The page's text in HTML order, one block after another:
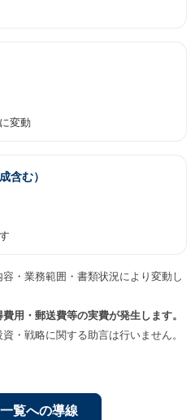
変動
含む）
・業務範囲・書類状況により変動し
用・郵送費等の実費が発生します。
・戦略に関する助言は行いません。
覧への導線